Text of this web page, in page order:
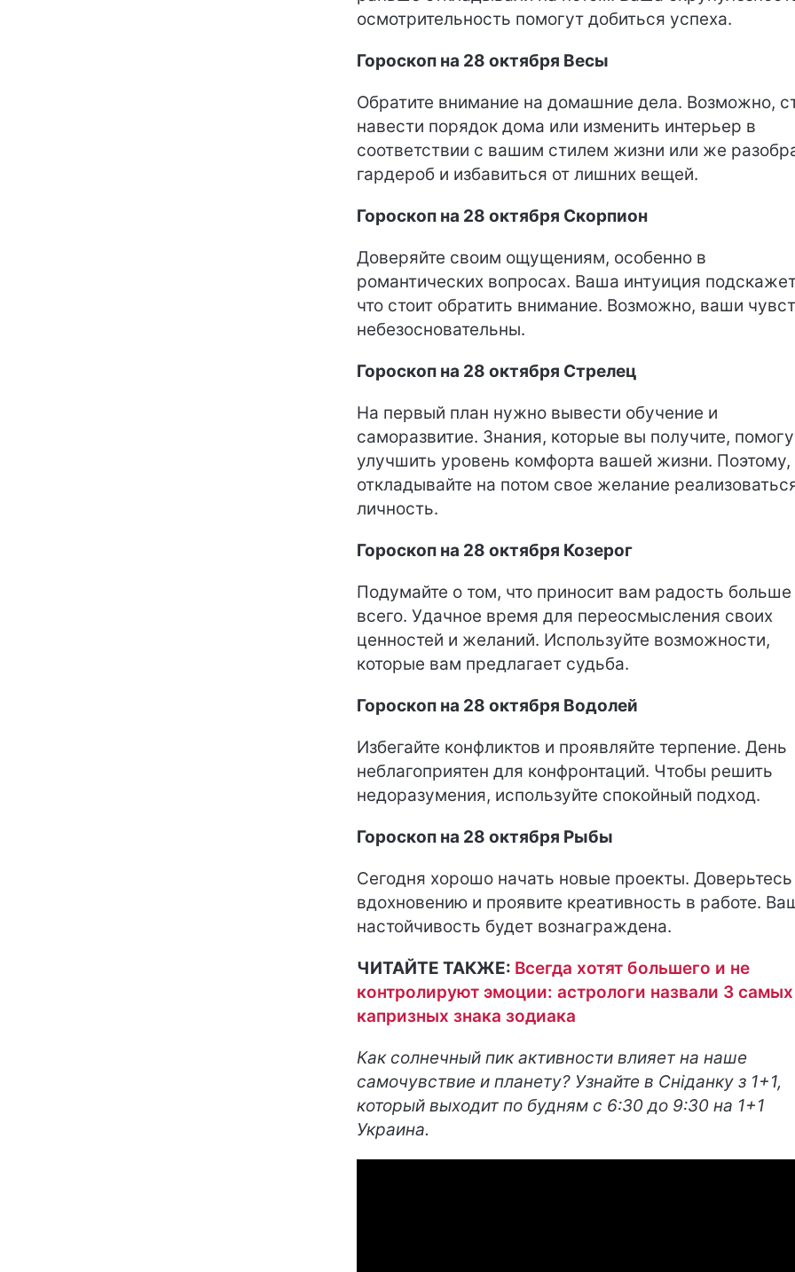
осмотрительность помогут добиться успеха.
Гороскоп на 28 октября Весы
Обратите внимание на домашние дела. Возможно,
навести порядок дома или изменить интерьер в
соответствии с вашим стилем жизни или же
гардероб и избавиться от лишних вещей.
Гороскоп на 28 октября Скорпион
Доверяйте своим ощущениям, особенно в
романтических вопросах. Ваша интуиция
что стоит обратить внимание. Возможно, ваши
небезосновательны.
Гороскоп на 28 октября Стрелец
На первый план нужно вывести обучение и
саморазвитие. Знания, которые вы получите,
улучшить уровень комфорта вашей жизни. Поэтому,
откладывайте на потом свое желание
личность.
Гороскоп на 28 октября Козерог
Подумайте о том, что приносит вам радость больше
всего. Удачное время для переосмысления своих
ценностей и желаний. Используйте возможности,
которые вам предлагает судьба.
Гороскоп на 28 октября Водолей
Избегайте конфликтов и проявляйте терпение. День
неблагоприятен для конфронтаций. Чтобы решить
недоразумения, используйте спокойный подход.
Гороскоп на 28 октября Рыбы
Сегодня хорошо начать новые проекты. Доверьтесь
вдохновению и проявите креативность в работе.
настойчивость будет вознаграждена.
ЧИТАЙТЕ ТАКЖЕ: Всегда хотят большего и не
контролируют эмоции: астрологи назвали 3 самых
капризных знака зодиака
Как солнечный пик активности влияет на наше
самочувствие и планету? Узнайте в Сніданку з 1+1,
который выходит по будням с 6:30 до 9:30 на 1+1
Украина.